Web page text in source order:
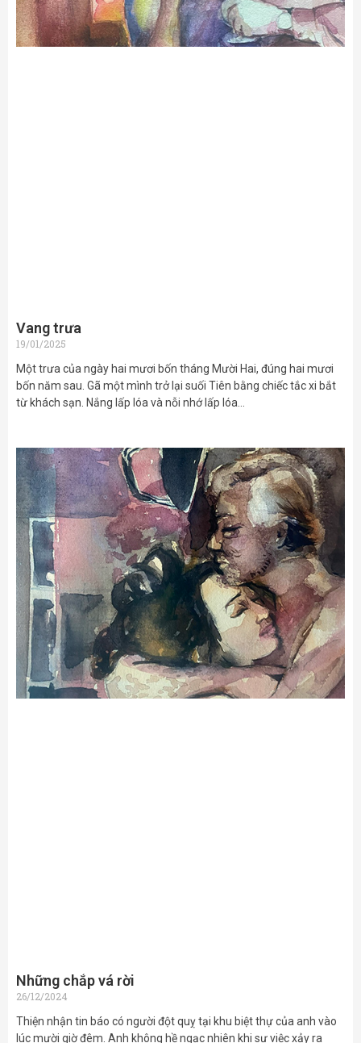
Vang trưa
19/01/2025
Một trưa của ngày hai mươi bốn tháng Mười Hai, đúng hai mươi
bốn năm sau. Gã một mình trở lại suối Tiên bằng chiếc tắc xi bắt
từ khách sạn. Nắng lấp lóa và nỗi nhớ lấp lóa…
Những chắp vá rời
26/12/2024
Thiện nhận tin báo có người đột quỵ tại khu biệt thự của anh vào
lúc mười giờ đêm. Anh không hề ngạc nhiên khi sự việc xảy ra